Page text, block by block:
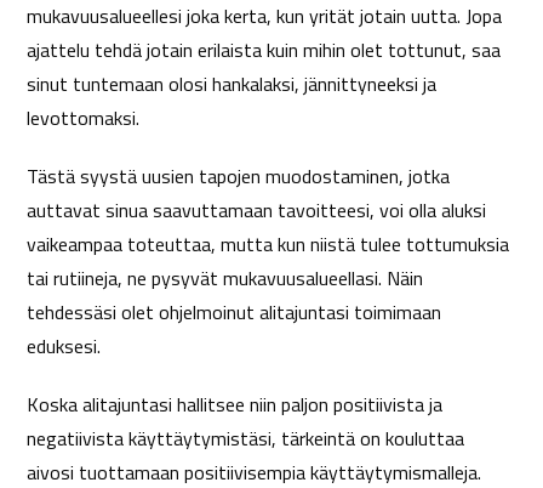
mukavuusalueellesi joka kerta, kun yrität jotain uutta. Jopa
ajattelu tehdä jotain erilaista kuin mihin olet tottunut, saa
sinut tuntemaan olosi hankalaksi, jännittyneeksi ja
levottomaksi.
Tästä syystä uusien tapojen muodostaminen, jotka
auttavat sinua saavuttamaan tavoitteesi, voi olla aluksi
vaikeampaa toteuttaa, mutta kun niistä tulee tottumuksia
tai rutiineja, ne pysyvät mukavuusalueellasi. Näin
tehdessäsi olet ohjelmoinut alitajuntasi toimimaan
eduksesi.
Koska alitajuntasi hallitsee niin paljon positiivista ja
negatiivista käyttäytymistäsi, tärkeintä on kouluttaa
aivosi tuottamaan positiivisempia käyttäytymismalleja.